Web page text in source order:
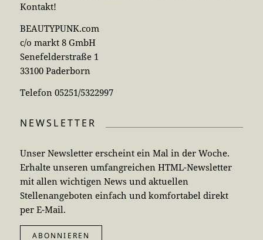
Kontakt!
BEAUTYPUNK.com
c/o markt 8 GmbH
Senefelderstraße 1
33100 Paderborn
Telefon 05251/5322997
NEWSLETTER
Unser Newsletter erscheint ein Mal in der Woche.
Erhalte unseren umfangreichen HTML-Newsletter
mit allen wichtigen News und aktuellen
Stellenangeboten einfach und komfortabel direkt
per E-Mail.
ABONNIEREN